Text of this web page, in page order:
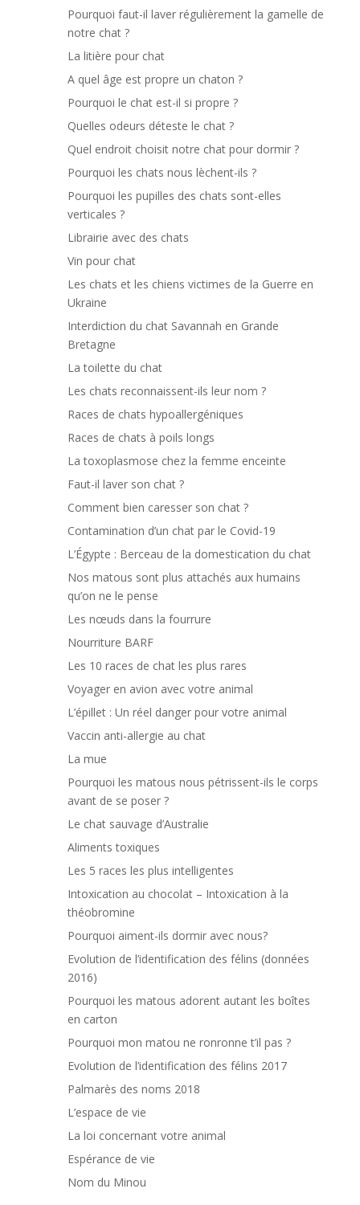
Pourquoi faut-il laver régulièrement la gamelle de
notre chat ?
La litière pour chat
A quel âge est propre un chaton ?
Pourquoi le chat est-il si propre ?
Quelles odeurs déteste le chat ?
Quel endroit choisit notre chat pour dormir ?
Pourquoi les chats nous lèchent-ils ?
Pourquoi les pupilles des chats sont-elles
verticales ?
Librairie avec des chats
Vin pour chat
Les chats et les chiens victimes de la Guerre en
Ukraine
Interdiction du chat Savannah en Grande
Bretagne
La toilette du chat
Les chats reconnaissent-ils leur nom ?
Races de chats hypoallergéniques
Races de chats à poils longs
La toxoplasmose chez la femme enceinte
Faut-il laver son chat ?
Comment bien caresser son chat ?
Contamination d’un chat par le Covid-19
L’Égypte : Berceau de la domestication du chat
Nos matous sont plus attachés aux humains
qu’on ne le pense
Les nœuds dans la fourrure
Nourriture BARF
Les 10 races de chat les plus rares
Voyager en avion avec votre animal
L’épillet : Un réel danger pour votre animal
Vaccin anti-allergie au chat
La mue
Pourquoi les matous nous pétrissent-ils le corps
avant de se poser ?
Le chat sauvage d’Australie
Aliments toxiques
Les 5 races les plus intelligentes
Intoxication au chocolat – Intoxication à la
théobromine
Pourquoi aiment-ils dormir avec nous?
Evolution de l’identification des félins (données
2016)
Pourquoi les matous adorent autant les boîtes
en carton
Pourquoi mon matou ne ronronne t’il pas ?
Evolution de l’identification des félins 2017
Palmarès des noms 2018
L’espace de vie
La loi concernant votre animal
Espérance de vie
Nom du Minou